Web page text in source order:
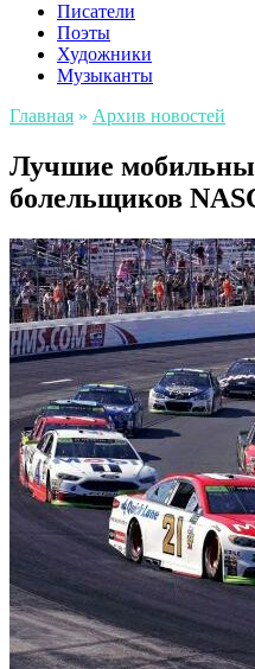
Писатели
Поэты
Художники
Музыканты
Главная » Архив новостей
Лучшие
болельщиков